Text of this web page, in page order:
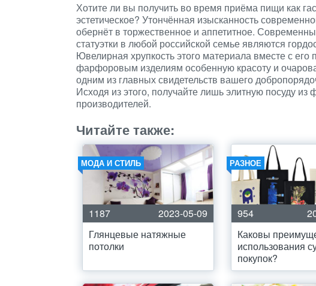
Хотите ли вы получить во время приёма пищи как
эстетическое? Утончённая изысканность
обернёт в торжественное и аппетитное.
статуэтки в любой российской семье являются
Ювелирная хрупкость этого материала вместе с
фарфоровым изделиям особенную красоту и
одним из главных свидетельств вашего
Исходя из этого, получайте лишь элитную посуду
производителей.
Читайте также:
МОДА И СТИЛЬ
1187
2023-05-09
Глянцевые натяжные
потолки
РАЗНОЕ
954
Каковы
использования
покупок?